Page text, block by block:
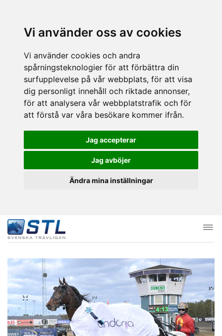
Vi använder oss av cookies
Vi använder cookies och andra
spårningsteknologier för att förbättra din
surfupplevelse på vår webbplats, för att visa
dig personligt innehåll och riktade annonser,
för att analysera vår webbplatstrafik och för
att förstå var våra besökare kommer ifrån.
Jag accepterar
Jag avböjer
Ändra mina inställningar